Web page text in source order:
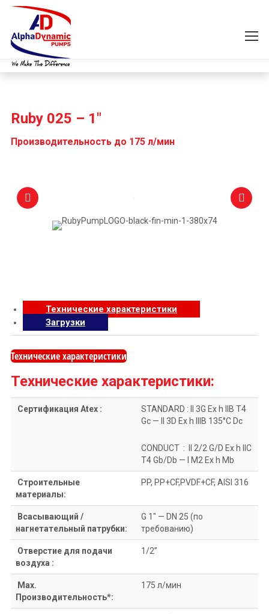
Ruby 025 – 1″
Производительность до 175 л/мин
Технические характеристики
Загрузки
Технические характеристики
Технические характеристики:
Сертификация Atex :
STANDARD : II 3G Ex h IIB T4
Gc — II 3D Ex h IIIB 135°C Dc
CONDUCT : II 2/2 G/D Ex h IIC
T4 Gb/Db — I M2 Ex h Mb
Строительные
материалы:
PP, PP+CF,PVDF+CF, AISI 316
Всасывающий /
нагнетательный патрубки:
G 1″ — DN 25 (по
требованию)
Отверстие для подачи
воздуха :
1/2”
Max.
Производительность*:
175 л/мин